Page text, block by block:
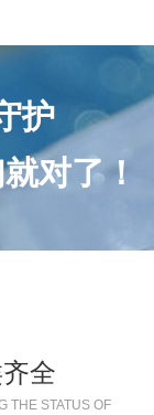
护
对了！
全
THE STATUS OF